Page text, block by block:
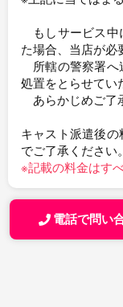
もしサービス中
た場合、当店が必
所轄の警察署へ
処置をとらせてい
あらかじめご了
キャスト派遣後
でご了承ください。
※記載の料金はす
電話で問い